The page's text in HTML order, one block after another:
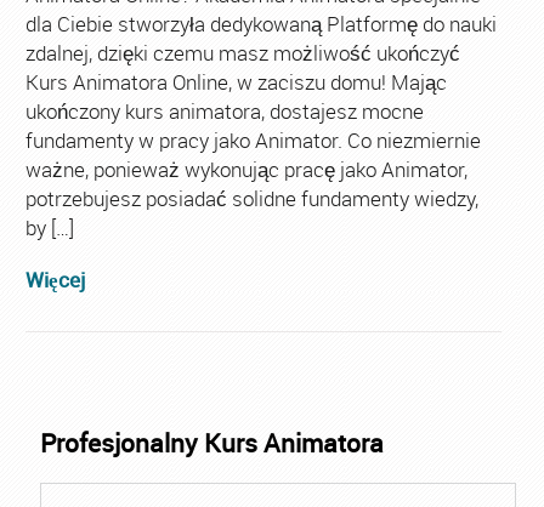
dla Ciebie stworzyła dedykowaną Platformę do nauki
zdalnej, dzięki czemu masz możliwość ukończyć
Kurs Animatora Online, w zaciszu domu! Mając
ukończony kurs animatora, dostajesz mocne
fundamenty w pracy jako Animator. Co niezmiernie
ważne, ponieważ wykonując pracę jako Animator,
potrzebujesz posiadać solidne fundamenty wiedzy,
by […]
Więcej
Profesjonalny Kurs Animatora